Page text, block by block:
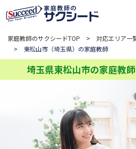
家庭教師のサクシードTOP > 対応エリア一
> 東松山市（埼玉県）の家庭教師
埼玉県東松山市の家庭教